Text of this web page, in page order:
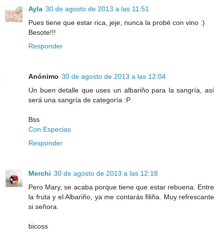
Ayla 30 de agosto de 2013 a las 11:51
Pues tiene que estar rica, jeje, nunca la probé con vino :)
Besote!!!
Responder
Anónimo 30 de agosto de 2013 a las 12:04
Un buen detalle que uses un albariño para la sangría, así
será una sangría de categoría :P
Bss
Con Especias
Responder
Merchi 30 de agosto de 2013 a las 12:18
Pero Mary, se acaba porque tiene que estar rebuena. Entre
la fruta y el Albariño, ya me contarás filiña. Muy refrescante
si señora.
bicoss